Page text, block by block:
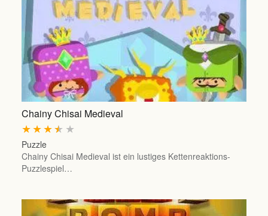
Chainy Chisai Medieval
★
★
★
★
★
Puzzle
Chainy Chisai Medieval ist ein lustiges Kettenreaktions-
Puzzlespiel…